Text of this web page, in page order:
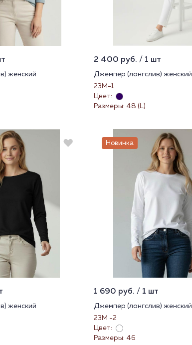
женский
2 400 руб. / 1 шт
Джемпер (лонгслив) женский
23М-1
Цвет:
Размеры: 48 (L)
женский
Новинка
1 690 руб. / 1 шт
Джемпер (лонгслив) женский
23М -2
Цвет:
Размеры: 46